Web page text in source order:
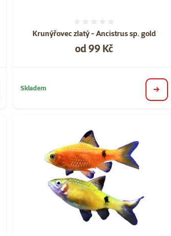
Krunýřovec zlatý - Ancistrus sp. gold
Cena
od 99 Kč
Skladem
detail